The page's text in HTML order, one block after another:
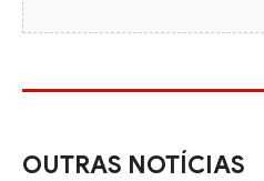
OUTRAS NOTÍCIAS